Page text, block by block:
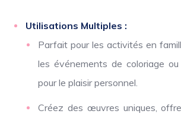
Utilisations Multiples :
Parfait pour les activités en
les événements de coloriage
pour le plaisir personnel.
Créez des œuvres uniques,